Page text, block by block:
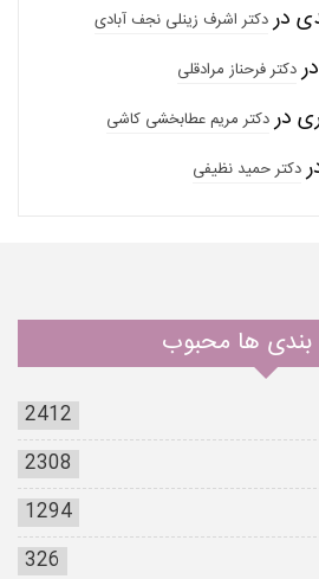
دردکتر اشرف زینلی نجف آبادی
دردکتر فرحناز مرادقلی
دردکتر مریم عطابخشی کاشی
دکتر حمید نظیفی
بندی ها محبوب
2412
2308
1294
326